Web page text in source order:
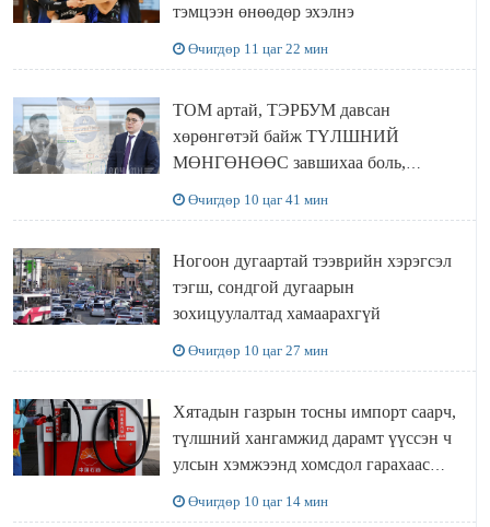
тэмцээн өнөөдөр эхэлнэ
Өчигдөр 11 цаг 22 мин
ТОМ артай, ТЭРБУМ давсан
хөрөнгөтэй байж ТҮЛШНИЙ
МӨНГӨНӨӨС завшихаа боль,
Өчигдөр 10 цаг 41 мин
Ногоон дугаартай тээврийн хэрэгсэл
тэгш, сондгой дугаарын
зохицуулалтад хамаарахгүй
Өчигдөр 10 цаг 27 мин
Хятадын газрын тосны импорт саарч,
түлшний хангамжид дарамт үүссэн ч
улсын хэмжээнд хомсдол гарахаас
Өчигдөр 10 цаг 14 мин